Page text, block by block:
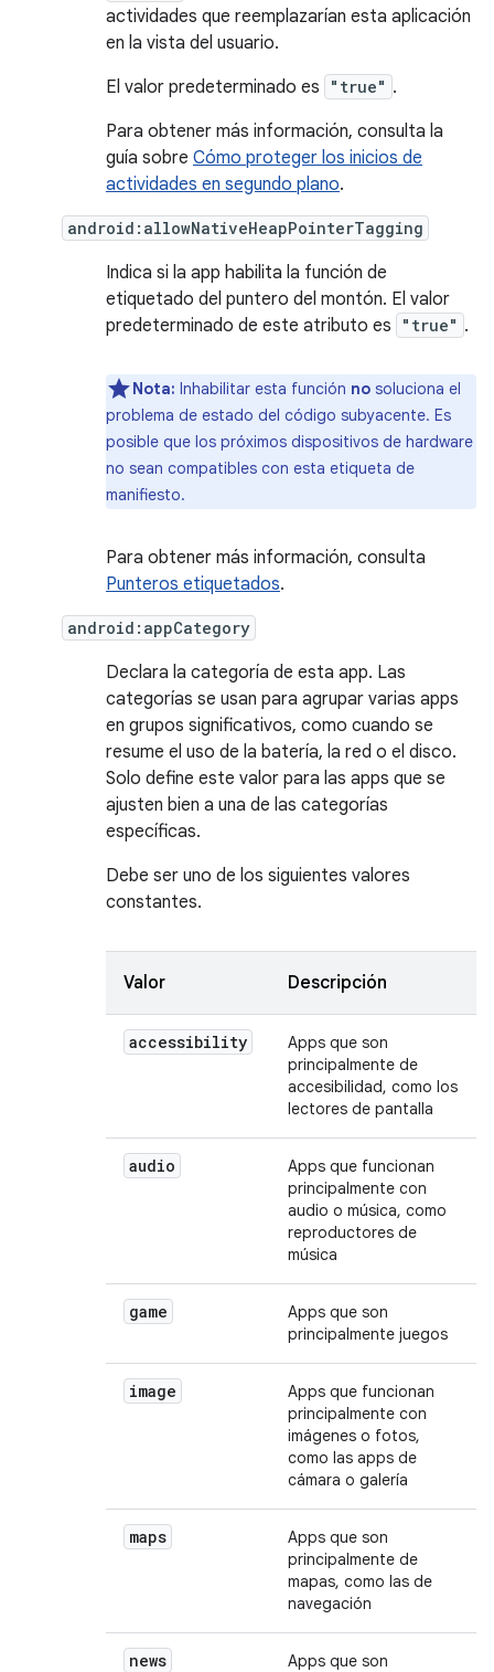
actividades que reemplazarían esta aplicación
en la vista del usuario.
El valor predeterminado es
"true" .
Para obtener más información, consulta la
guía sobre Cómo proteger los inicios de
actividades en segundo plano.
android:allowNativeHeapPointerTagging
Indica si la app habilita la función de
etiquetado del puntero del montón. El valor
predeterminado de este atributo es
"true" .
Nota: Inhabilitar esta función no soluciona el
problema de estado del código subyacente. Es
posible que los próximos dispositivos de hardware
no sean compatibles con esta etiqueta de
manifiesto.
Para obtener más información, consulta
Punteros etiquetados.
android:appCategory
Declara la categoría de esta app. Las
categorías se usan para agrupar varias apps
en grupos significativos, como cuando se
resume el uso de la batería, la red o el disco.
Solo define este valor para las apps que se
ajusten bien a una de las categorías
específicas.
Debe ser uno de los siguientes valores
constantes.
Valor Descripción
accessibility
Apps que son
principalmente de
accesibilidad, como los
lectores de pantalla
audio
Apps que funcionan
principalmente con
audio o música, como
reproductores de
música
game
Apps que son
principalmente juegos
image
Apps que funcionan
principalmente con
imágenes o fotos,
como las apps de
cámara o galería
maps
Apps que son
principalmente de
mapas, como las de
navegación
news
Apps que son